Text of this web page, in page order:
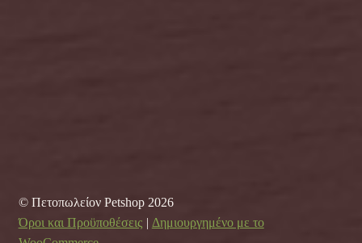
© Πετοπωλείον Petshop 2026
Όροι και Προϋποθέσεις
Δημιουργημένο με το